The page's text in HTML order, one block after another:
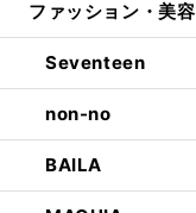
ファッション・美容
Seventeen
non-no
BAILA